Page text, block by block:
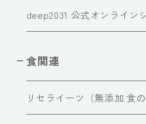
deep2031 公式オンライン
食関連
リセライーツ（無添加 食の